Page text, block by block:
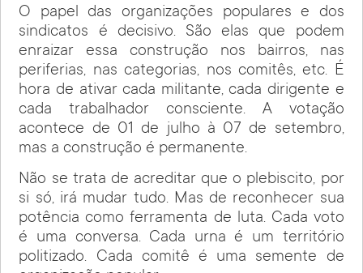
O papel das organizações populares e dos
sindicatos é decisivo. São elas que podem
enraizar essa construção nos bairros, nas
periferias, nas categorias, nos comitês, etc. É
hora de ativar cada militante, cada dirigente e
cada trabalhador consciente. A votação
acontece de 01 de julho à 07 de setembro,
mas a construção é permanente.
Não se trata de acreditar que o plebiscito, por
si só, irá mudar tudo. Mas de reconhecer sua
potência como ferramenta de luta. Cada voto
é uma conversa. Cada urna é um território
politizado. Cada comitê é uma semente de